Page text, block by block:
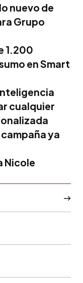
nuevo de
Grupo
1.200
en Smart
cualquier
ya
Nicole